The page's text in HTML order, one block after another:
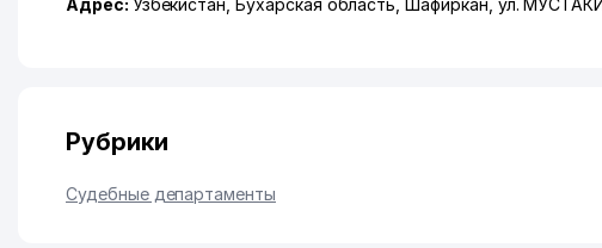
Адрес: Узбекистан,Бухарская область ,Шафиркан ул.
Рубрики
Судебные департаменты